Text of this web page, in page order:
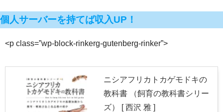
個人サーバーを持てば収入UP！
<p class=”wp-block-rinkerg-gutenberg-rinker”>
ニシアフリカトカゲモドキの
教科書 （飼育の教科書シリー
ズ） [ 西沢 雅 ]